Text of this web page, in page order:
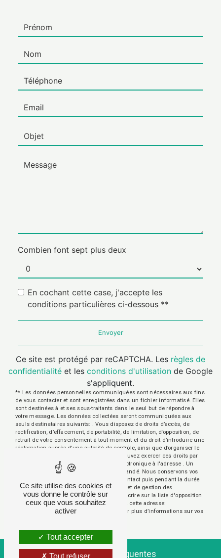
Combien font sept plus deux
En cochant cette case, j'accepte les
conditions particulières ci-dessous **
Envoyer
Ce site est protégé par reCAPTCHA. Les règles de
confidentialité et les conditions d'utilisation de Google
s'appliquent.
** Les données personnelles communiquées sont nécessaires aux fins
de vous contacter et sont enregistrées dans un fichier informatisé. Elles
sont destinées à et ses sous-traitants dans le seul but de répondre à
votre message. Les données collectées seront communiquées aux
seuls destinataires suivants: . Vous disposez de droits d’accès, de
rectification, d’effacement, de portabilité, de limitation, d’opposition, de
retrait de votre consentement à tout moment et du droit d’introduire une
réclamation auprès d’une autorité de contrôle, ainsi que d’organiser le
sort de vos données post-mortem. Vous pouvez exercer ces droits par
voie postale à l'adresse ou par courrier électronique à l'adresse . Un
justificatif d'identité pourra vous être demandé. Nous conservons vos
données pendant la période de prise de contact puis pendant la durée
de prescription légale aux fins probatoires et de gestion des
contentieux. Vous avez le droit de vous inscrire sur la liste d'opposition
au démarchage téléphonique, disponible à cette adresse:
. Consultez le site cnil.fr pour plus d’informations sur vos
Recherches fréquentes
Ce site utilise des cookies et
vous donne le contrôle sur
ceux que vous souhaitez
activer
Tout accepter
Tout refuser